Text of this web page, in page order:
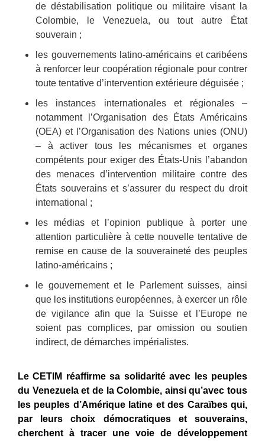
de déstabilisation politique ou militaire visant la
Colombie, le Venezuela, ou tout autre État
souverain ;
les gouvernements latino-américains et caribéens
à renforcer leur coopération régionale pour contrer
toute tentative d’intervention extérieure déguisée ;
les instances internationales et régionales ‒
notamment l’Organisation des États Américains
(OEA) et l’Organisation des Nations unies (ONU)
‒ à activer tous les mécanismes et organes
compétents pour exiger des États-Unis l’abandon
des menaces d’intervention militaire contre des
États souverains et s’assurer du respect du droit
international ;
les médias et l’opinion publique à porter une
attention particulière à cette nouvelle tentative de
remise en cause de la souveraineté des peuples
latino-américains ;
le gouvernement et le Parlement suisses, ainsi
que les institutions européennes, à exercer un rôle
de vigilance afin que la Suisse et l’Europe ne
soient pas complices, par omission ou soutien
indirect, de démarches impérialistes.
Le CETIM réaffirme sa solidarité avec les peuples
du Venezuela et de la Colombie, ainsi qu’avec tous
les peuples d’Amérique latine et des Caraïbes qui,
par leurs choix démocratiques et souverains,
cherchent à tracer une voie de développement